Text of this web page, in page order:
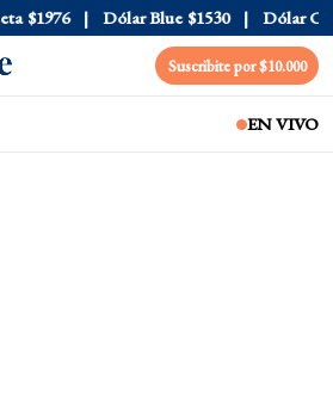
$1976 Dólar Blue $1530 Dólar CCL
Suscribite por $10.000
EN VIVO